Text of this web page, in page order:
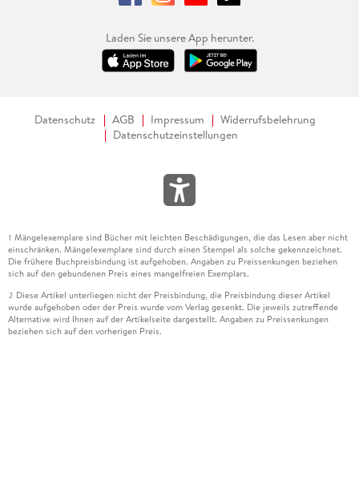
Laden Sie unsere App herunter.
Datenschutz AGB Impressum
Widerrufsbelehrung
Datenschutzeinstellungen
1 Mängelexemplare sind Bücher mit leichten Beschädigungen, die das Lesen aber nicht
einschränken. Mängelexemplare sind durch einen Stempel als solche gekennzeichnet.
Die frühere Buchpreisbindung ist aufgehoben. Angaben zu Preissenkungen beziehen
sich auf den gebundenen Preis eines mangelfreien Exemplars.
2 Diese Artikel unterliegen nicht der Preisbindung, die Preisbindung dieser Artikel
wurde aufgehoben oder der Preis wurde vom Verlag gesenkt. Die jeweils zutreffende
Alternative wird Ihnen auf der Artikelseite dargestellt. Angaben zu Preissenkungen
beziehen sich auf den vorherigen Preis.